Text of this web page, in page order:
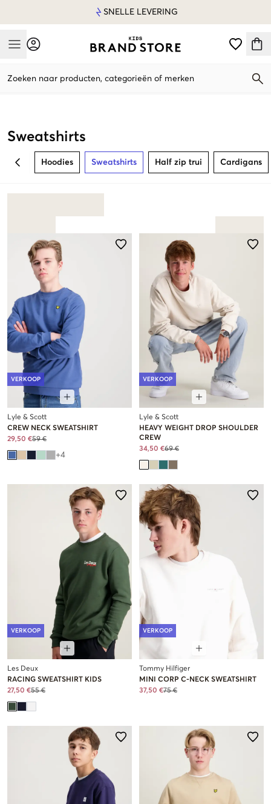
SNELLE LEVERING
Mobile Menu
Zoeken naar producten, categorieën of merken
Sweatshirts
BACK Hoodies Sweatshirts Half zip trui Cardigans
VERKOOP
Lyle & Scott
CREW NECK SWEATSHIRT
29,50 €59 €
+4
VERKOOP
Lyle & Scott
HEAVY WEIGHT DROP SHOULDER
CREW
34,50 €69 €
VERKOOP
Les Deux
RACING SWEATSHIRT KIDS
27,50 €55 €
VERKOOP
Tommy Hilfiger
MINI CORP C-NECK SWEATSHIRT
37,50 €75 €